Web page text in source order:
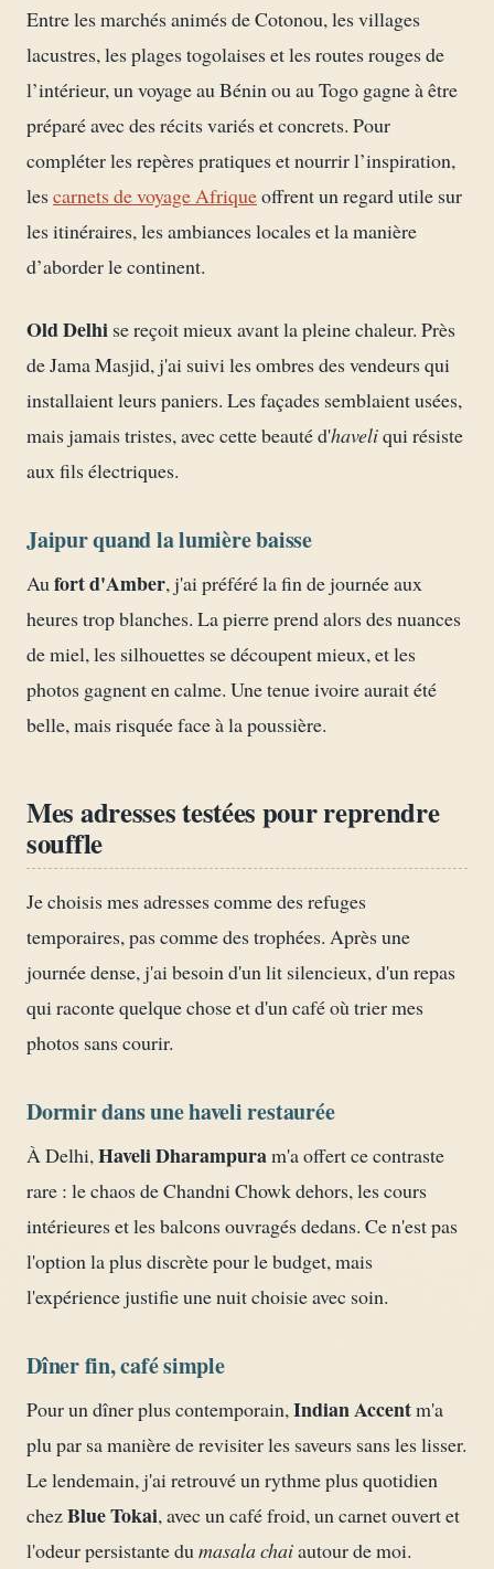
Entre les marchés animés de Cotonou, les villages
lacustres, les plages togolaises et les routes rouges de
l’intérieur, un voyage au Bénin ou au Togo gagne à être
préparé avec des récits variés et concrets. Pour
compléter les repères pratiques et nourrir l’inspiration,
lescarnets de voyage Afriqueoffrent un regard utile sur
les itinéraires, les ambiances locales et la manière
d’aborder le continent.
Old Delhi se reçoit mieux avant la pleine chaleur. Près
de Jama Masjid, j'ai suivi les ombres des vendeurs qui
installaient leurs paniers. Les façades semblaient usées,
mais jamais tristes, avec cette beauté d'haveliqui résiste
aux fils électriques.
Jaipur quand la lumière baisse
Au fort d'Amber, j'ai préféré la fin de journée aux
heures trop blanches. La pierre prend alors des nuances
de miel, les silhouettes se découpent mieux, et les
photos gagnent en calme. Une tenue ivoire aurait été
belle, mais risquée face à la poussière.
Mes adresses testées pour reprendre
souffle
Je choisis mes adresses comme des refuges
temporaires, pas comme des trophées. Après une
journée dense, j'ai besoin d'un lit silencieux, d'un repas
qui raconte quelque chose et d'un café où trier mes
photos sans courir.
Dormir dans une haveli restaurée
À Delhi,Haveli Dharampuram'a offert ce contraste
rare : le chaos de Chandni Chowk dehors, les cours
intérieures et les balcons ouvragés dedans. Ce n'est pas
l'option la plus discrète pour le budget, mais
l'expérience justifie une nuit choisie avec soin.
Dîner fin, café simple
Pour un dîner plus contemporain,Indian Accentm'a
plu par sa manière de revisiter les saveurs sans les lisser.
Le lendemain, j'ai retrouvé un rythme plus quotidien
chezBlue Tokai, avec un café froid, un carnet ouvert et
l'odeur persistante dumasala chaiautour de moi.